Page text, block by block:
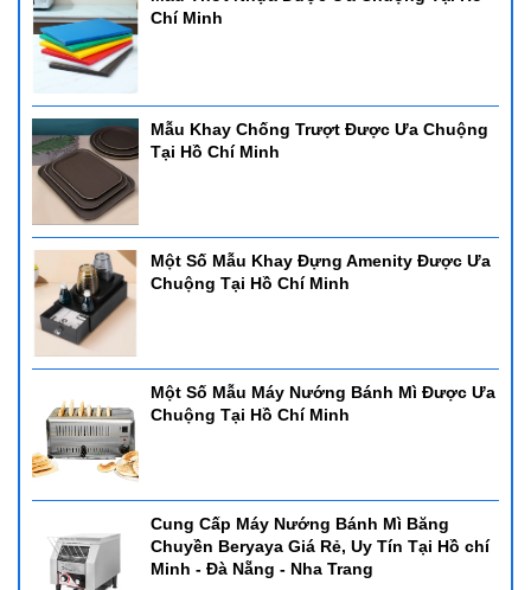
Chí Minh
Mẫu Khay Chống Trượt Được Ưa Chuộng
Tại Hồ Chí Minh
Một Số Mẫu Khay Đựng Amenity Được Ưa
Chuộng Tại Hồ Chí Minh
Một Số Mẫu Máy Nướng Bánh Mì Được Ưa
Chuộng Tại Hồ Chí Minh
Cung Cấp Máy Nướng Bánh Mì Băng
Chuyền Beryaya Giá Rẻ, Uy Tín Tại Hồ chí
Minh - Đà Nẵng - Nha Trang